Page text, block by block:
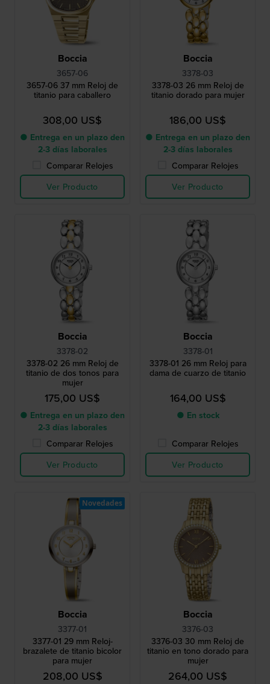
Boccia
3657-06
3657-06 37 mm Reloj de
titanio para caballero
308,00 US$
● Entrega en un plazo den
2-3 días laborales
Comparar Relojes
Ver Producto
Boccia
3378-03
3378-03 26 mm Reloj de
titanio dorado para mujer
186,00 US$
● Entrega en un plazo den
2-3 días laborales
Comparar Relojes
Ver Producto
Boccia
3378-02
3378-02 26 mm Reloj de
titanio de dos tonos para
mujer
175,00 US$
● Entrega en un plazo den
2-3 días laborales
Comparar Relojes
Ver Producto
Boccia
3378-01
3378-01 26 mm Reloj para
dama de cuarzo de titanio
164,00 US$
● En stock
Comparar Relojes
Ver Producto
Boccia
3377-01
3377-01 29 mm Reloj-
brazalete de titanio bicolor
para mujer
208,00 US$
Novedades
Boccia
3376-03
3376-03 30 mm Reloj de
titanio en tono dorado para
mujer
264,00 US$